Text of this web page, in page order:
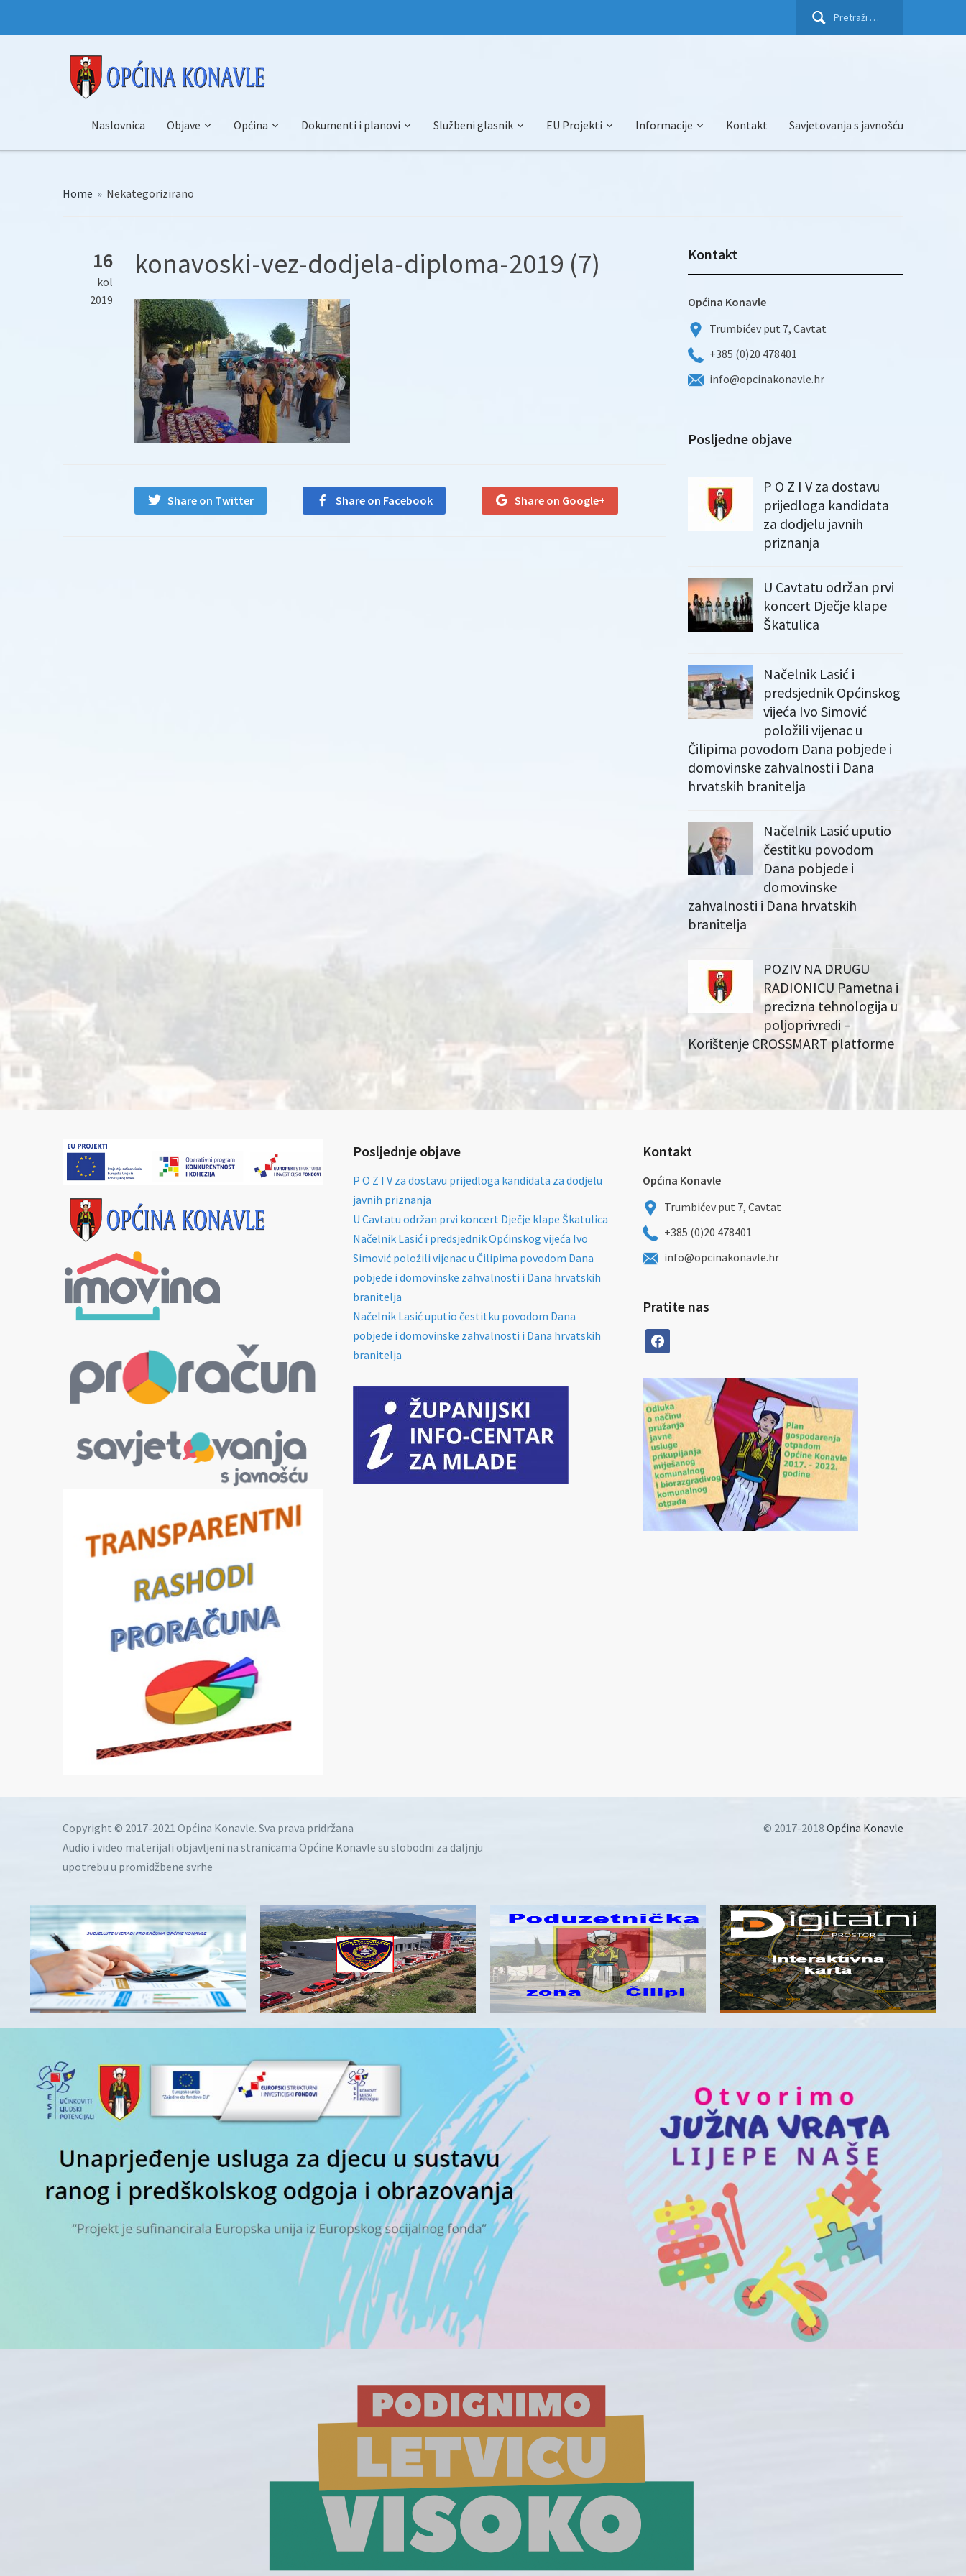
Pretraži:
Naslovnica Objave Općina Dokumenti i planovi Službeni glasnik EU Projekti Informacije Kontakt Savjetovanja s javnošću
Home » Nekategorizirano
16
kol
2019
konavoski-vez-dodjela-diploma-2019 (7)
Share on Twitter Share on Facebook Share on Google+
Kontakt
Općina Konavle
Trumbićev put 7, Cavtat
+385 (0)20 478401
info@opcinakonavle.hr
Posljedne objave
P O Z I V za dostavu
prijedloga kandidata
za dodjelu javnih
priznanja
U Cavtatu održan prvi
koncert Dječje klape
Škatulica
Načelnik Lasić i
predsjednik Općinskog
vijeća Ivo Simović
položili vijenac u
Čilipima povodom Dana pobjede i
domovinske zahvalnosti i Dana
hrvatskih branitelja
Načelnik Lasić uputio
čestitku povodom
Dana pobjede i
domovinske
zahvalnosti i Dana hrvatskih
branitelja
POZIV NA DRUGU
RADIONICU Pametna i
precizna tehnologija u
poljoprivredi –
Korištenje CROSSMART platforme
Posljednje objave
P O Z I V za dostavu prijedloga kandidata za dodjelu
javnih priznanja
U Cavtatu održan prvi koncert Dječje klape Škatulica
Načelnik Lasić i predsjednik Općinskog vijeća Ivo
Simović položili vijenac u Čilipima povodom Dana
pobjede i domovinske zahvalnosti i Dana hrvatskih
branitelja
Načelnik Lasić uputio čestitku povodom Dana
pobjede i domovinske zahvalnosti i Dana hrvatskih
branitelja
Kontakt
Općina Konavle
Trumbićev put 7, Cavtat
+385 (0)20 478401
info@opcinakonavle.hr
Pratite nas
facebook
Copyright © 2017-2021 Općina Konavle. Sva prava pridržana
Audio i video materijali objavljeni na stranicama Općine Konavle su slobodni za daljnju
upotrebu u promidžbene svrhe
© 2017-2018 Općina Konavle